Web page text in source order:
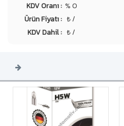
KDV Oranı : % 0
Ürün Fiyatı : ₺ /
KDV Dahil : ₺ /